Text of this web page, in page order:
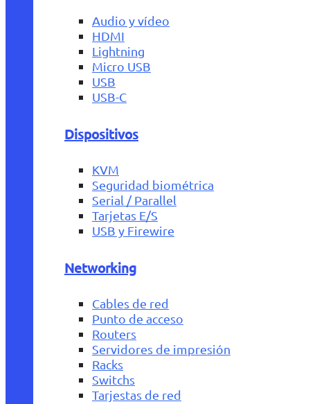
Audio y vídeo
HDMI
Lightning
Micro USB
USB
USB-C
Dispositivos
KVM
Seguridad biométrica
Serial / Parallel
Tarjetas E/S
USB y Firewire
Networking
Cables de red
Punto de acceso
Routers
Servidores de impresión
Racks
Switchs
Tarjestas de red